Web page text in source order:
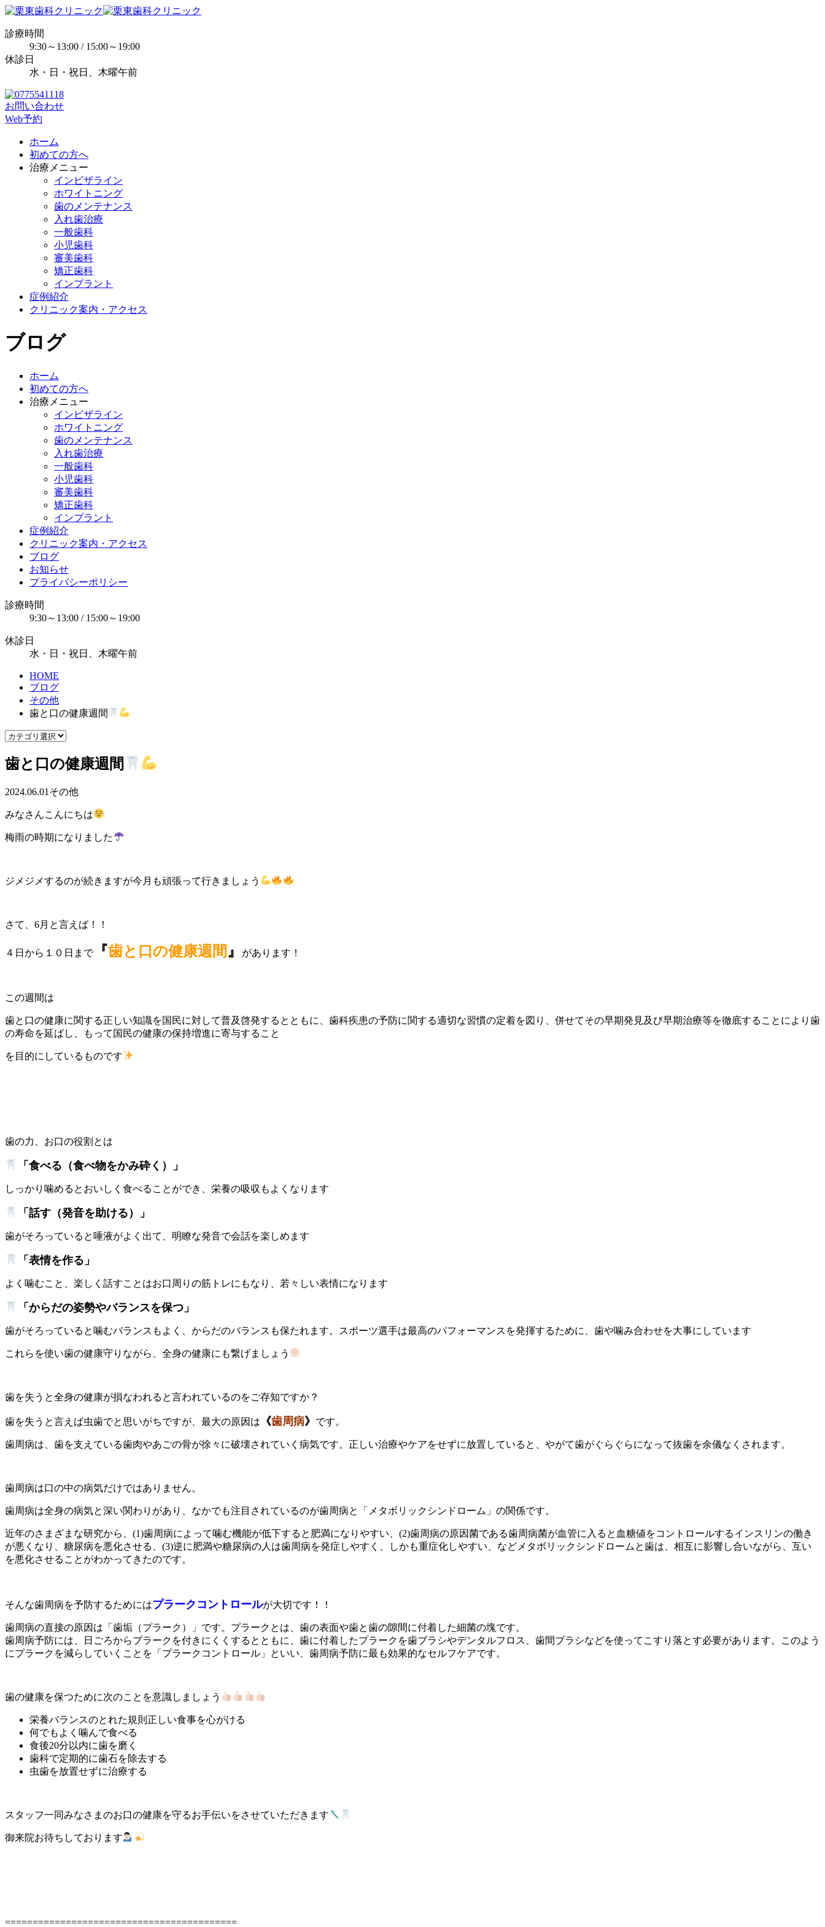
診療時間
9:30～13:00 / 15:00～19:00
休診日
水・日・祝日、木曜午前
お問い合わせ
Web予約
ホーム
初めての方へ
治療メニュー
インビザライン
ホワイトニング
歯のメンテナンス
入れ歯治療
一般歯科
小児歯科
審美歯科
矯正歯科
インプラント
症例紹介
クリニック案内・アクセス
ブログ
ホーム
初めての方へ
治療メニュー
インビザライン
ホワイトニング
歯のメンテナンス
入れ歯治療
一般歯科
小児歯科
審美歯科
矯正歯科
インプラント
症例紹介
クリニック案内・アクセス
ブログ
お知らせ
プライバシーポリシー
診療時間
9:30～13:00 / 15:00～19:00
休診日
水・日・祝日、木曜午前
HOME
ブログ
その他
歯と口の健康週間
歯と口の健康週間
2024.06.01 その他
みなさんこんにちは
梅雨の時期になりました
ジメジメするのが続きますが今月も頑張って行きましょう
さて、6月と言えば！！
４日から１０日まで『歯と口の健康週間』 があります！
この週間は
歯と口の健康に関する正しい知識を国民に対して普及啓発するとともに、歯科疾患の予防に関する適切な習慣の定着を図り、併せてその早期発見及び早期治療等を徹底することにより歯
の寿命を延ばし、もって国民の健康の保持増進に寄与すること
を目的にしているものです
歯の力、お口の役割とは
「食べる（食べ物をかみ砕く）」
しっかり噛めるとおいしく食べることができ、栄養の吸収もよくなります
「話す（発音を助ける）」
歯がそろっていると唾液がよく出て、明瞭な発音で会話を楽しめます
「表情を作る」
よく噛むこと、楽しく話すことはお口周りの筋トレにもなり、若々しい表情になります
「からだの姿勢やバランスを保つ」
歯がそろっていると噛むバランスもよく、からだのバランスも保たれます。スポーツ選手は最高のパフォーマンスを発揮するために、歯や噛み合わせを大事にしています
これらを使い歯の健康守りながら、全身の健康にも繋げましょう
歯を失うと全身の健康が損なわれると言われているのをご存知ですか？
歯を失うと言えば虫歯でと思いがちですが、最大の原因は 《歯周病》 です。
歯周病は、歯を支えている歯肉やあごの骨が徐々に破壊されていく病気です。正しい治療やケアをせずに放置していると、やがて歯がぐらぐらになって抜歯を余儀なくされます。
歯周病は口の中の病気だけではありません。
歯周病は全身の病気と深い関わりがあり、なかでも注目されているのが歯周病と「メタボリックシンドローム」の関係です。
近年のさまざまな研究から、(1)歯周病によって噛む機能が低下すると肥満になりやすい、(2)歯周病の原因菌である歯周病菌が血管に入ると血糖値をコントロールするインスリンの働き
が悪くなり、糖尿病を悪化させる、(3)逆に肥満や糖尿病の人は歯周病を発症しやすく、しかも重症化しやすい、などメタボリックシンドロームと歯は、相互に影響し合いながら、互い
を悪化させることがわかってきたのです。
そんな歯周病を予防するためにはプラークコントロールが大切です！！
歯周病の直接の原因は「歯垢（プラーク）」です。プラークとは、歯の表面や歯と歯の隙間に付着した細菌の塊です。
歯周病予防には、日ごろからプラークを付きにくくするとともに、歯に付着したプラークを歯ブラシやデンタルフロス、歯間ブラシなどを使ってこすり落とす必要があります。このよう
にプラークを減らしていくことを「プラークコントロール」といい、歯周病予防に最も効果的なセルフケアです。
歯の健康を保つために次のことを意識しましょう
栄養バランスのとれた規則正しい食事を心がける
何でもよく噛んで食べる
食後20分以内に歯を磨く
歯科で定期的に歯石を除去する
虫歯を放置せずに治療する
スタッフ一同みなさまのお口の健康を守るお手伝いをさせていただきます
御来院お待ちしております
==========================================